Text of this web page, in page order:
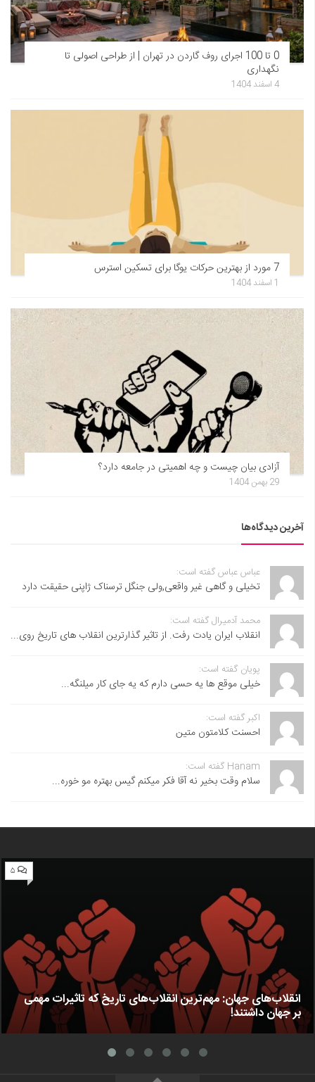
0 تا 100 اجرای روف گاردن در تهران | از طراحی اصولی تا
نگهداری
4 اسفند 1404
7 مورد از بهترین حرکات یوگا برای تسکین استرس
1 اسفند 1404
آزادی بیان چیست و چه اهمیتی در جامعه دارد؟
29 بهمن 1404
آخرین دیدگاه‌ها
عباس عباس گفته است:
تخیلی و گاهی غیر واقعی,ولی جنگل ترسناک ژاپنی حقیقت دارد
محمد آدمیرال گفته است:
انقلاب ایران یادت رفت. از تاثیر گذارترین انقلاب های تاریخ روی...
پویان گفته است:
خیلی موقع ها یه حسی دارم که یه جای کار میلنگه...
اکبر گفته است:
احسنت ‌کلامتون متین
Hanam گفته است:
سلام وقت بخیر نه آقا فکر میکنم گیس بهتره مو خوره...
۵
انقلاب‌های جهان: مهم‌ترین انقلاب‌های تاریخ که تاثیرات مهمی
بر جهان داشتند!